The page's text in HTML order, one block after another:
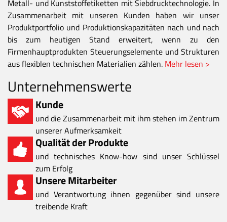
Metall- und Kunststoffetiketten mit Siebdrucktechnologie. In
Zusammenarbeit mit unseren Kunden haben wir unser
Produktportfolio und Produktionskapazitäten nach und nach
bis zum heutigen Stand erweitert, wenn zu den
Firmenhauptprodukten Steuerungselemente und Strukturen
aus flexiblen technischen Materialien zählen. Mehr lesen >
Unternehmenswerte
Kunde
und die Zusammenarbeit mit ihm stehen im Zentrum
unserer Aufmerksamkeit
Qualität der Produkte
und technisches Know-how sind unser Schlüssel
zum Erfolg
Unsere Mitarbeiter
und Verantwortung ihnen gegenüber sind unsere
treibende Kraft